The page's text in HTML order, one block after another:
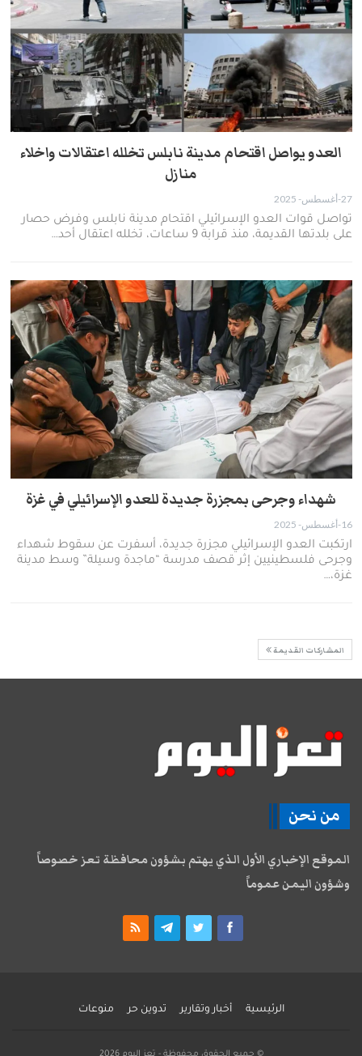
العدو يواصل اقتحام مدينة نابلس تخلله اعتقالات واخلاء
منازل
27-أغسطس- 2025
تواصل قوات العدو الإسرائيلي اقتحام مدينة نابلس وفرض حصار
على بلدتها القديمة، منذ قرابة 9 ساعات، تخلله اعتقال أحد…
شهداء وجرحى بمجزرة جديدة للعدو الإسرائيلي في غزة
16-أغسطس- 2025
ارتكبت العدو الإسرائيلي مجزرة جديدة، أسفرت عن سقوط شهداء
وجرحى فلسطينيين إثر قصف مدرسة “ماجدة وسيلة” وسط مدينة
غزة،…
المشاركات القديمة
من نحن
الموقع الإخباري الأول الذي يهتم بشؤون محافظة تعز خصوصاً
وشؤون اليمن عموماً
الرئيسية أخبار وتقارير تدوين حر منوعات